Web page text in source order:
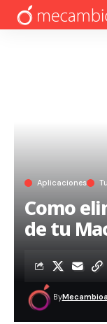
Aplicaciones
Como
de tu
By